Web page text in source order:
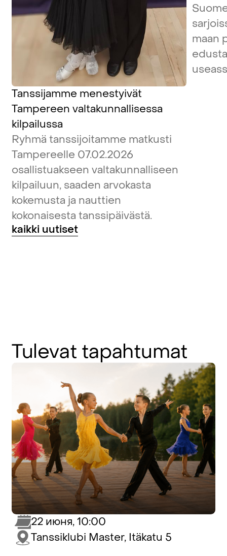
Tanssijamme menestyivät
Tampereen valtakunnallisessa
kilpailussa
Ryhmä tanssijoitamme matkusti
Tampereelle 07.02.2026
osallistuakseen valtakunnalliseen
kilpailuun, saaden arvokasta
kokemusta ja nauttien
kokonaisesta tanssipäivästä.
maan
kaikki uutiset
Tulevat tapahtumat
22 июня, 10:00
Tanssiklubi Master, Itäkatu 5